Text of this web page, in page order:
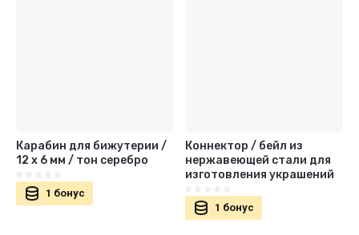
Карабин для бижутерии /
12 х 6 мм / тон серебро
1 бонус
Коннектор / бейл из
нержавеющей стали для
изготовления украшений
1 бонус